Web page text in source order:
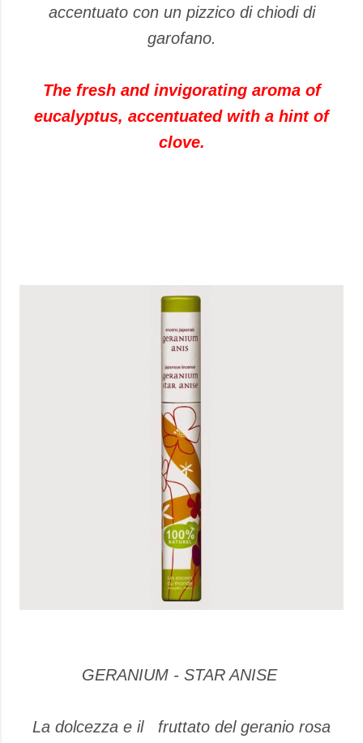
accentuato con un pizzico di chiodi di
garofano.
The fresh and invigorating aroma of
eucalyptus, accentuated with a hint of
clove.
GERANIUM - STAR ANISE
La dolcezza e il fruttato del geranio rosa